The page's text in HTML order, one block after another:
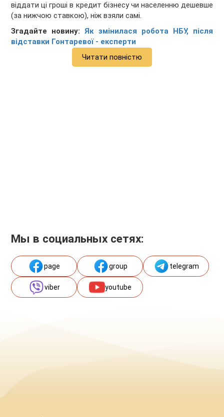
віддати ці гроші в кредит бізнесу чи населенню дешевше
(за нижчою ставкою), ніж взяли самі.
Згадайте новину:Як змінилася робота НБУ, після
відставки Гонтаревої - експерти
Читати повністю
Мы в социальных сетях:
page group telegram
viber youtube